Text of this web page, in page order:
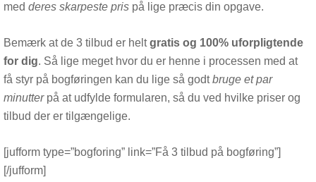
med deres skarpeste pris på lige præcis din opgave.
Bemærk at de 3 tilbud er heltgratis og 100% uforpligtende
for dig. Så lige meget hvor du er henne i processen med at
få styr på bogføringen kan du lige så godtbruge et par
minutterpå at udfylde formularen, så du ved hvilke priser og
tilbud der er tilgængelige.
[jufform type=”bogforing” link=”Få 3 tilbud på bogføring”]
[/jufform]